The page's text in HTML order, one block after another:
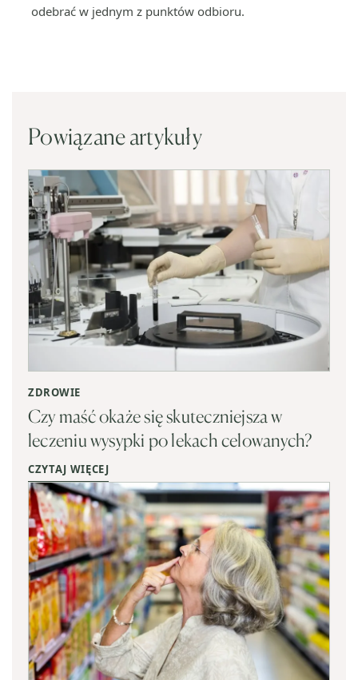
odebrać w jednym z punktów odbioru.
Powiązane artykuły
ZDROWIE
Czy maść okaże się skuteczniejsza w
leczeniu wysypki po lekach celowanych?
CZYTAJ WIĘCEJ